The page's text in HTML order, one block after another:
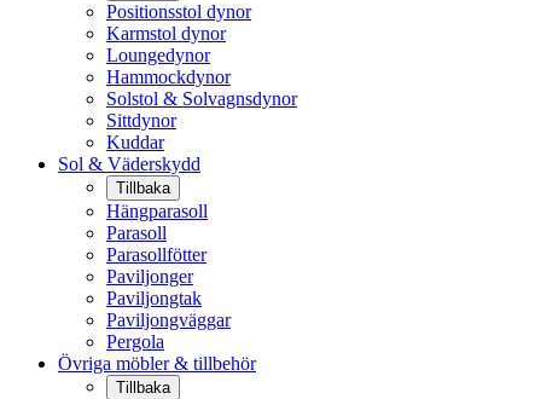
Positionsstol dynor
Karmstol dynor
Loungedynor
Hammockdynor
Solstol & Solvagnsdynor
Sittdynor
Kuddar
Sol & Väderskydd
Tillbaka
Hängparasoll
Parasoll
Parasollfötter
Paviljonger
Paviljongtak
Paviljongväggar
Pergola
Övriga möbler & tillbehör
Tillbaka